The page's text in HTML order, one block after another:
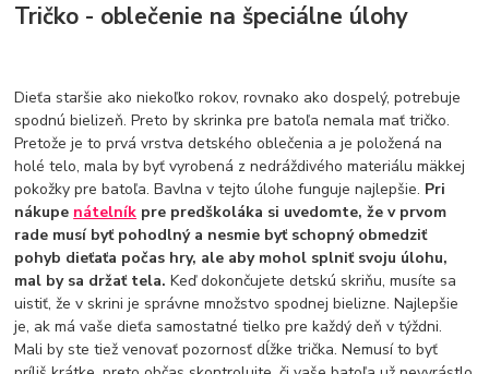
Tričko - oblečenie na špeciálne úlohy
Dieťa staršie ako niekoľko rokov, rovnako ako dospelý, potrebuje
spodnú bielizeň. Preto by skrinka pre batoľa nemala mať tričko.
Pretože je to prvá vrstva detského oblečenia a je položená na
holé telo, mala by byť vyrobená z nedráždivého materiálu mäkkej
pokožky pre batoľa. Bavlna v tejto úlohe funguje najlepšie. Pri
nákupe nátelník pre predškoláka si uvedomte, že v prvom
rade musí byť pohodlný a nesmie byť schopný obmedziť
pohyb dieťaťa počas hry, ale aby mohol splniť svoju úlohu,
mal by sa držať tela.Keď dokončujete detskú skriňu, musíte sa
uistiť, že v skrini je správne množstvo spodnej bielizne. Najlepšie
je, ak má vaše dieťa samostatné tielko pre každý deň v týždni.
Mali by ste tiež venovať pozornosť dĺžke trička. Nemusí to byť